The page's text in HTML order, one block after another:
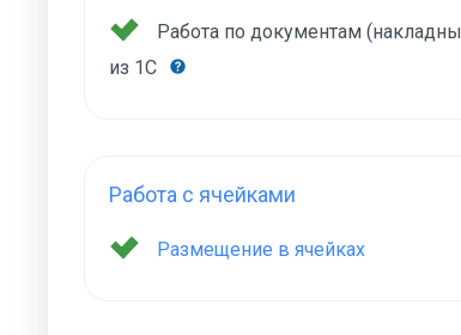
Работа по документам
из 1С
Работа с ячейками
Размещение в ячейках